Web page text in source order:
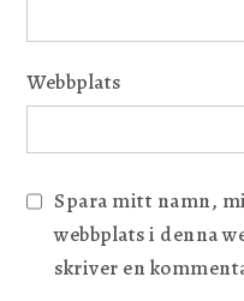
Webbplats
Spara mitt namn,
webbplats i denna
skriver en